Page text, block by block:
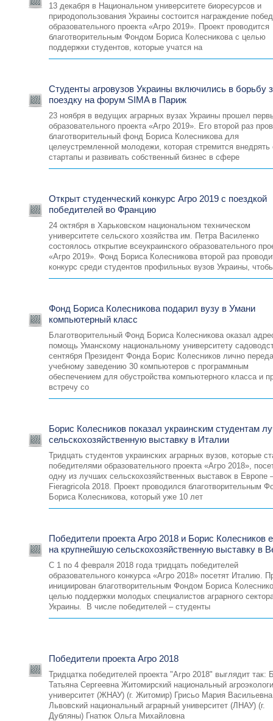
13 декабря в Национальном университете биоресурсов и
природопользования Украины состоится награждение
образовательного проекта «Агро 2019». Проект проводится
благотворительным Фондом Бориса Колесникова с целью
поддержки студентов, которые учатся на
Студенты агровузов Украины включились в борьбу
поездку на форум SIMA в Париж
23 ноября в ведущих аграрных вузах Украины прошел
образовательного проекта «Агро 2019». Его второй раз
благотворительный фонд Бориса Колесникова для
целеустремленной молодежи, которая стремится внедрять
стартапы и развивать собственный бизнес в сфере
Открыт студенческий конкурс Агро 2019 с поездкой
победителей во Францию
24 октября в Харьковском национальном техническом
университете сельского хозяйства им. Петра Василенко
состоялось открытие всеукраинского образовательного
«Агро 2019». Фонд Бориса Колесникова второй раз
конкурс среди студентов профильных вузов Украины,
Фонд Бориса Колесникова подарил вузу в Умани
компьютерный класс
Благотворительный Фонд Бориса Колесникова оказал
помощь Уманскому национальному университету
сентября Президент Фонда Борис Колесников лично
учебному заведению 30 компьютеров с программным
обеспечением для обустройства компьютерного класса и
встречу со
Борис Колесников показал украинским студентам
сельскохозяйственную выставку в Италии
Тридцать студентов украинских аграрных вузов, которые
победителями образовательного проекта «Агро 2018»,
одну из лучших сельскохозяйственных выставок в Европе
Fieragricola 2018. Проект проводился благотворительным
Бориса Колесникова, который уже 10 лет
Победители проекта Агро 2018 и Борис Колесников
на крупнейшую сельскохозяйственную выставку в
С 1 по 4 февраля 2018 года тридцать победителей
образовательного конкурса «Агро 2018» посетят Италию.
инициирован благотворительным Фондом Бориса
целью поддержки молодых специалистов аграрного
Украины. В числе победителей – студенты
Победители проекта Агро 2018
Тридцатка победителей проекта "Агро 2018" выглядит так:
Татьяна Сергеевна Житомирский национальный
университет (ЖНАУ) (г. Житомир) Грисьо Мария Васильевна
Львовский национальный аграрный университет (ЛНАУ) (г.
Дубляны) Гнатюк Ольга Михайловна